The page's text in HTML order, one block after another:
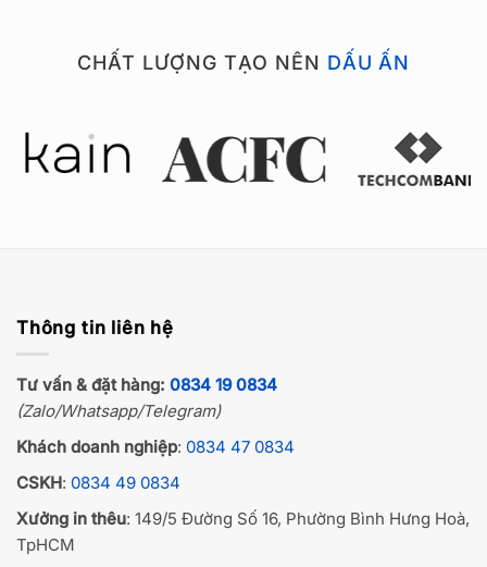
CHẤT LƯỢNG TẠO NÊN DẤU ẤN
Thông tin liên hệ
Tư vấn & đặt hàng: 0834 19 0834
(Zalo/Whatsapp/Telegram)
Khách doanh nghiệp: 0834 47 0834
CSKH: 0834 49 0834
Xưởng in thêu: 149/5 Đường Số 16, Phường Bình Hưng Hoà,
TpHCM